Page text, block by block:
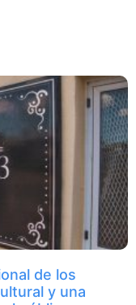
de los
y una